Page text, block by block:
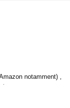
notamment) ,
.